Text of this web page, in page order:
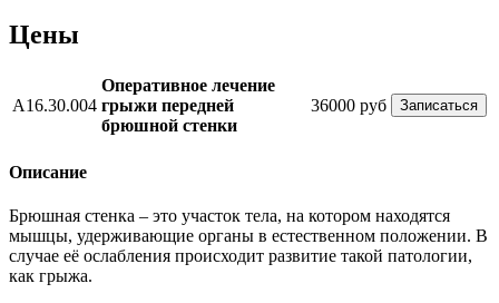
Цены
А16.30.004
Оперативное лечение
грыжи передней
брюшной стенки
36000 руб Записаться
Описание
Брюшная стенка – это участок тела, на котором находятся
мышцы, удерживающие органы в естественном положении. В
случае её ослабления происходит развитие такой патологии,
как грыжа.